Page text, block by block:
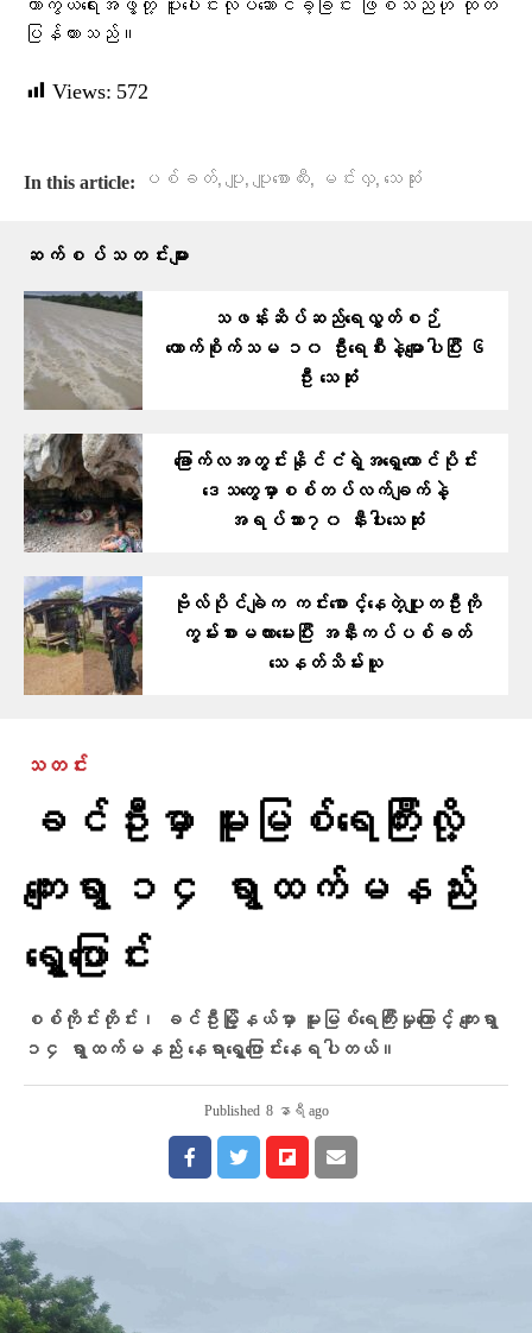
ကာကွယ်ရေးအဖွဲ့တို့ ပူးပေါင်းလုပ်ဆောင်ခဲ့ခြင်း ဖြစ်သည်ဟု ထုတ်
ပြန်ထားသည်။
Views: 572
In this article: ပစ်ခတ်​,ပျူ,ပျူစောထီး, မင်းလှ, သေဆုံး
ဆက်စပ်သတင်းများ
သဖန်းဆိပ်ဆည်ရေလွှတ်စဉ်
ကောက်စိုက်သမ ၁၀ ဦးရေစီးနဲ့မျောပါပြီး ၆
ဦး သေဆုံး
ခြောက်လအတွင်းနိုင်ငံရဲ့အရှေ့တောင်ပိုင်း
ဒေသတွေမှာစစ်တပ်လက်ချက်နဲ့
အရပ်သား၇၀ နီးပါးသေဆုံး
ဗိုလ်ပိုင်ချဲက ကင်း​စောင့်​နေတဲ့ပျူတဦးကို
ကွမ်းစားမလား​မေးပြီး အနီးကပ်ပစ်ခတ်
သေနတ်သိမ်းယူ
သတင်း
ခင်ဦးမှာ မူးမြစ်ရေကြီးလို့
ကျေးရွာ ၁၄ ရွာထက်မနည်း
ရွှေ့ပြောင်း
စစ်ကိုင်းတိုင်း၊ ခင်ဦးမြို့နယ်မှာ မူးမြစ်ရေကြီးမှုကြောင့် ကျေးရွာ
၁၄ ရွာထက်မနည်း နေရာရွှေ့ပြောင်းနေရပါတယ်။
Published 8 နာရီ ago